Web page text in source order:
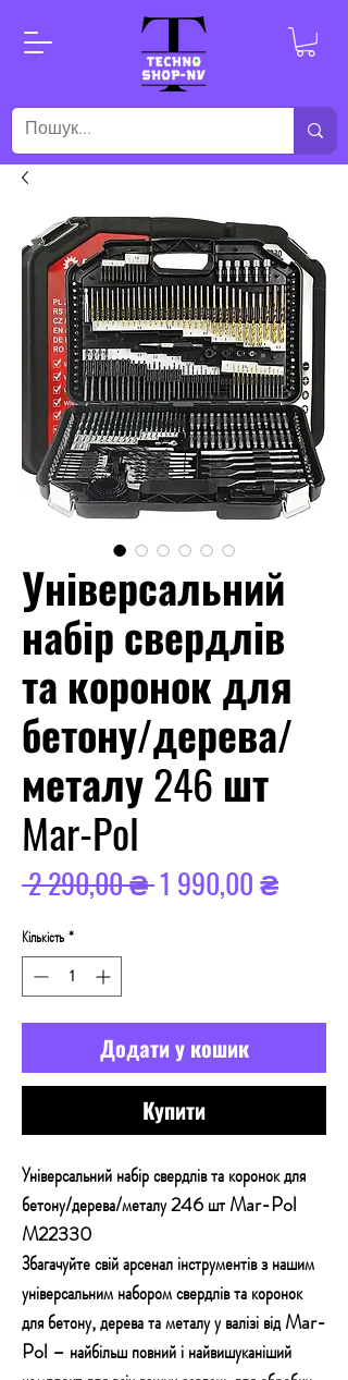
Універсальний
набір свердлів
та коронок для
бетону/дерева/
металу 246 шт
Mar-Pol
2 290,00 ₴ Звичайна
1 990,00 ₴За
Кількість *
Додати у кошик
Купити
Універсальний набір свердлів та коронок для
бетону/дерева/металу 246 шт Mar-Pol
M22330
Збагачуйте свій арсенал інструментів з нашим
універсальним набором свердлів та коронок
для бетону, дерева та металу у валізі від Mar-
Pol – найбільш повний і найвишуканіший